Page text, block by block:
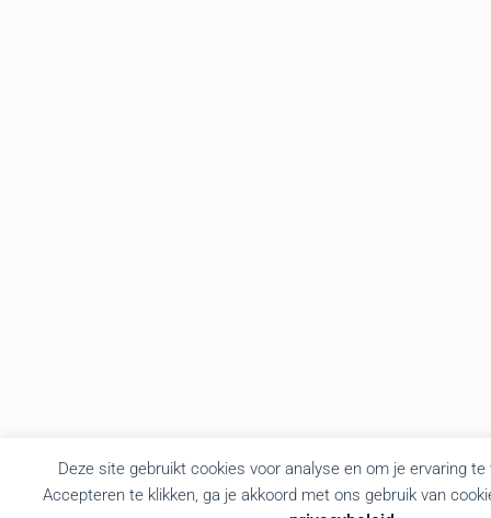
Deze site gebruikt cookies voor analyse en om je ervaring
Accepteren te klikken, ga je akkoord met ons gebruik van